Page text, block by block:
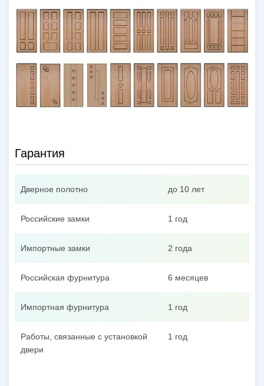
Гарантия
Дверное полотно до 10 лет
Российские замки 1 год
Импортные замки 2 года
Российская фурнитура 6 месяцев
Импортная фурнитура 1 год
Работы, связанные с установкой
двери
1 год